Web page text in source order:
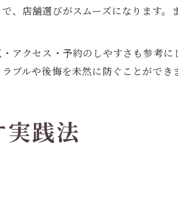
、店舗選びがスムーズになります
アクセス・予約のしやすさも参考
ブルや後悔を未然に防ぐことができ
践法